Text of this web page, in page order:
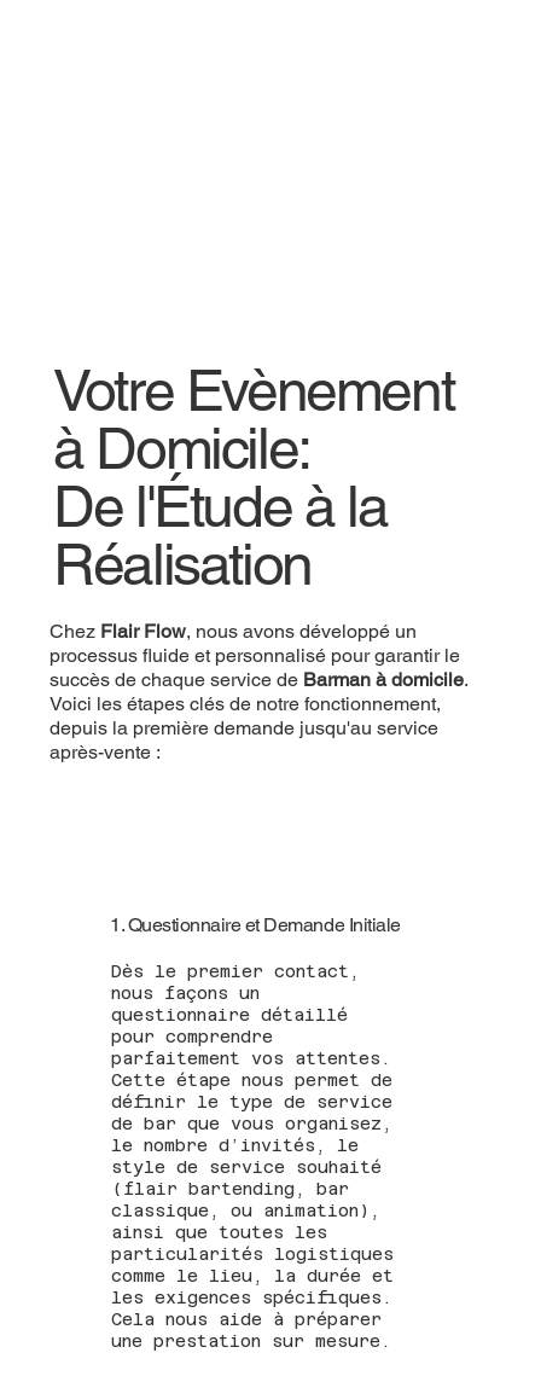
Votre Evènement
à Domicile:
De l'Étude à la
Réalisation
Chez Flair Flow, nous avons développé un
processus fluide et personnalisé pour garantir le
succès de chaque service de Barman à domicile.
Voici les étapes clés de notre fonctionnement,
depuis la première demande jusqu'au service
après-vente :
1. Questionnaire et Demande Initiale
Dès le premier contact,
nous façons un
questionnaire détaillé
pour comprendre
parfaitement vos attentes.
Cette étape nous permet de
définir le type de service
de bar que vous organisez,
le nombre d’invités, le
style de service souhaité
(flair bartending, bar
classique, ou animation),
ainsi que toutes les
particularités logistiques
comme le lieu, la durée et
les exigences spécifiques.
Cela nous aide à préparer
une prestation sur mesure.